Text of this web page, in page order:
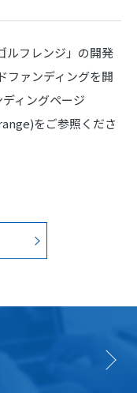
ルフレンジ」の開発
ファンディングを開
ィングページ
をご参照くださ